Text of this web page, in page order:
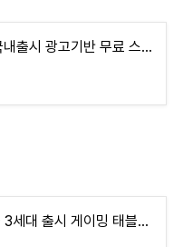
스포티파이 프리 국내출시 광고기반 무료 스트리밍 사용방법
레노버 리전 Y700 3세대 출시 게이밍 태블릿 2세대와 비교